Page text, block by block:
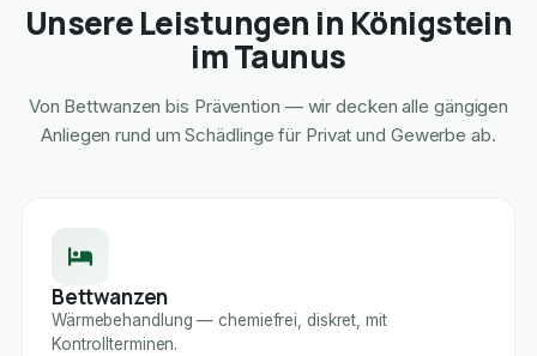
Unsere Leistungen in Königstein
im Taunus
Von Bettwanzen bis Prävention — wir decken alle gängigen
Anliegen rund um Schädlinge für Privat und Gewerbe ab.
Bettwanzen
Wärmebehandlung — chemiefrei, diskret, mit
Kontrollterminen.